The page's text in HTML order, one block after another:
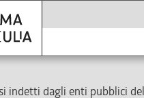
indetti dagli enti pubblici